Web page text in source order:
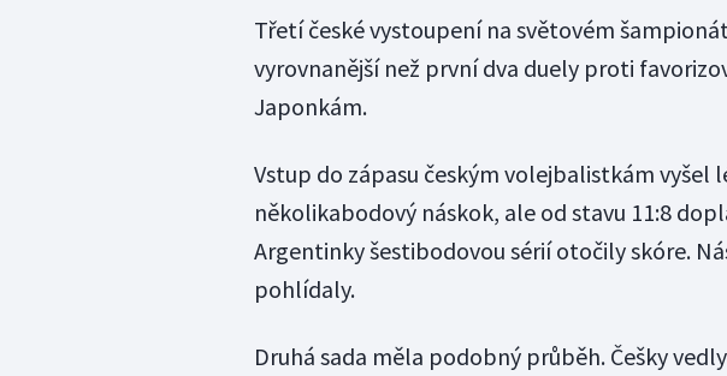
Třetí české vystoupení na světovém
vyrovnanější než první dva duely proti
Japonkám.
Vstup do zápasu českým volejbalistkám vyšel
několikabodový náskok, ale od stavu 11:8
Argentinky šestibodovou sérií otočily skóre.
pohlídaly.
Druhá sada měla podobný průběh. Češky